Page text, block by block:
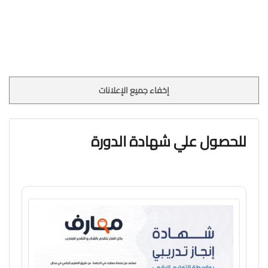
إخفاء جميع الإعلانات
للحصول علي شهادة الدورة